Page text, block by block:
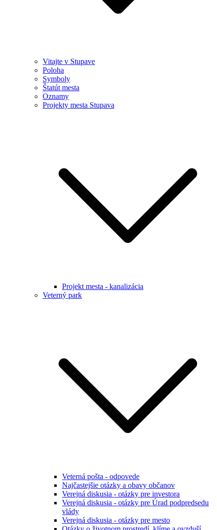
Vitajte v Stupave
Poloha
Symboly
Štatút mesta
Oznamy
Projekty mesta Stupava
Projekt mesta - kanalizácia
Veterný park
Veterná pošta - odpovede
Najčastejšie otázky a obavy občanov
Verejná diskusia - otázky pre investora
Verejná diskusia - otázky pre Úrad podpredsedu
vlády
Verejná diskusia - otázky pre mesto